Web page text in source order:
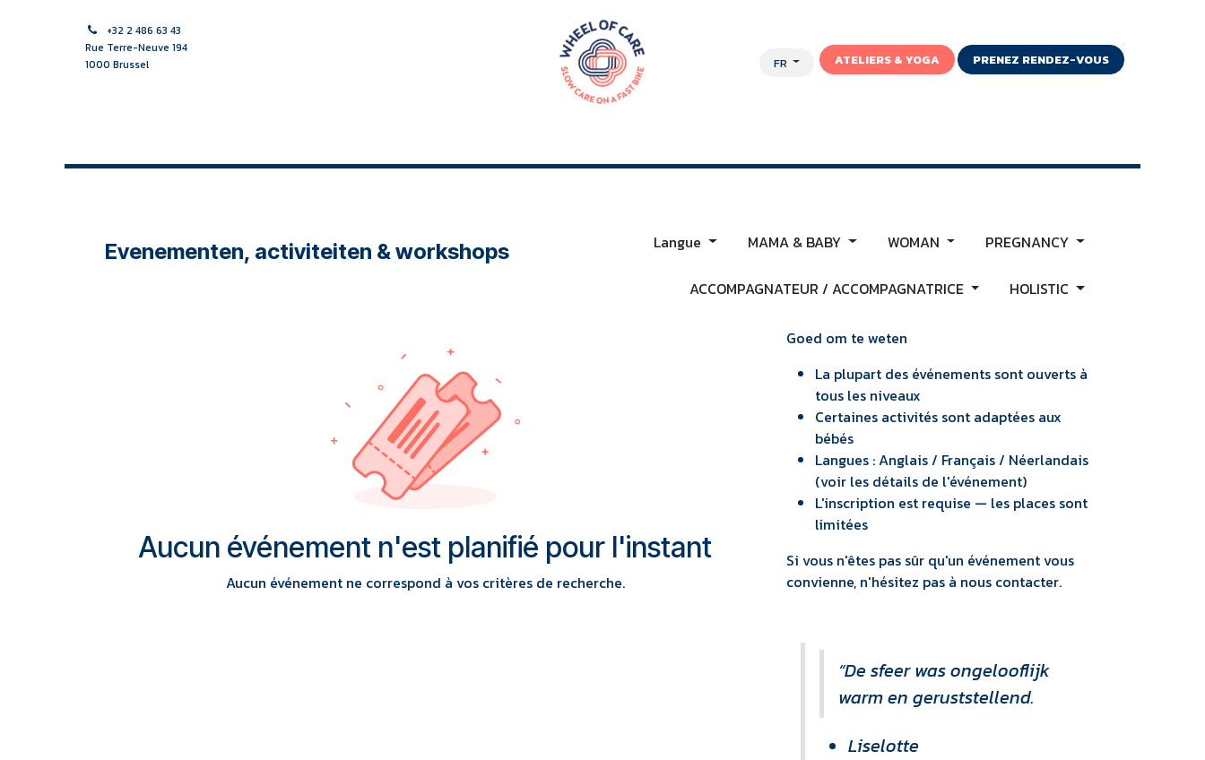
+32 2 486 63 43
Rue Terre-Neuve 194
1000 Brussel
FR ATELIERS & YOGA PRENEZ RENDEZ-VOUS
Evenementen, activiteiten & workshops Langue MAMA & BABY WOMAN PREGNANCY
ACCOMPAGNATEUR / ACCOMPAGNATRICE HOLISTIC
Aucun événement n'est planifié pour l'instant
Aucun événement ne correspond à vos critères de recherche.
Goed om te weten
La plupart des événements sont ouverts à
tous les niveaux
Certaines activités sont adaptées aux
bébés
Langues : Anglais / Français / Néerlandais
(voir les détails de l'événement)
L'inscription est requise — les places sont
limitées
Si vous n'êtes pas sûr qu'un événement vous
convienne, n'hésitez pas à nous contacter.
“De sfeer was ongelooflijk
warm en geruststellend.
Liselotte